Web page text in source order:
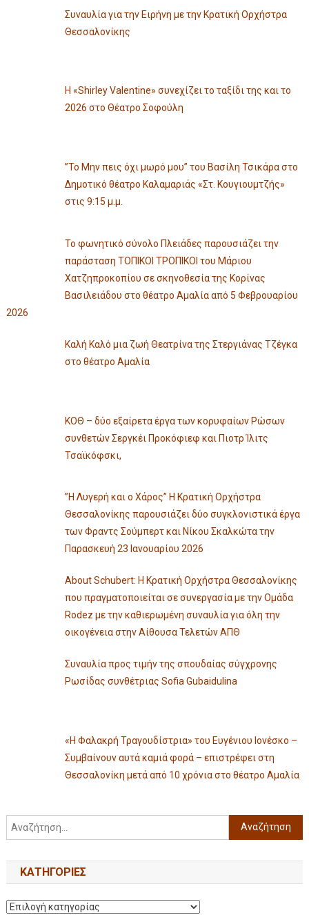
Συναυλία για την Ειρήνη με την Κρατική Ορχήστρα
Θεσσαλονίκης
Η «Shirley Valentine» συνεχίζει το ταξίδι της και το
2026 στο Θέατρο Σοφούλη
”Το Μην πεις όχι μωρό μου” του Βασίλη Τσικάρα στο
Δημοτικό θέατρο Καλαμαριάς «Στ. Κουγιουμτζής»
στις 9:15 μ.μ.
Το φωνητικό σύνολο Πλειάδες παρουσιάζει την
παράσταση ΤΟΠΙΚΟΙ ΤΡΟΠΙΚΟΙ του Μάριου
Χατζηπροκοπίου σε σκηνοθεσία της Κορίνας
Βασιλειάδου στο θέατρο Αμαλία από 5 Φεβρουαρίου
2026
Καλή Καλό μια ζωή Θεατρίνα της Στεργιάνας Τζέγκα
στο θέατρο Αμαλία
ΚΟΘ – δύο εξαίρετα έργα των κορυφαίων Ρώσων
συνθετών Σεργκέι Προκόφιεφ και Πιοτρ Ίλιτς
Τσαϊκόφσκι,
”Η Λυγερή και ο Χάρος” Η Κρατική Ορχήστρα
Θεσσαλονίκης παρουσιάζει δύο συγκλονιστικά έργα
των Φραντς Σούμπερτ και Νίκου Σκαλκώτα την
Παρασκευή 23 Ιανουαρίου 2026
About Schubert: Η Κρατική Ορχήστρα Θεσσαλονίκης
που πραγματοποιείται σε συνεργασία με την Ομάδα
Rodez με την καθιερωμένη συναυλία για όλη την
οικογένεια στην Αίθουσα Τελετών ΑΠΘ
Συναυλία προς τιμήν της σπουδαίας σύγχρονης
Ρωσίδας συνθέτριας Sofia Gubaidulina
«Η Φαλακρή Τραγουδίστρια» του Ευγένιου Ιονέσκο –
Συμβαίνουν αυτά καμιά φορά – επιστρέφει στη
Θεσσαλονίκη μετά από 10 χρόνια στο θέατρο Αμαλία
KΑΤΗΓΟΡΊΕΣ